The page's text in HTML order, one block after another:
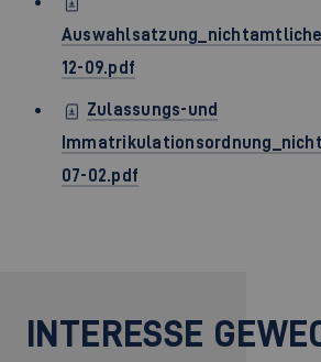
12-09.pdf
Zulassungs-und
07-02.pdf
INTERESSE